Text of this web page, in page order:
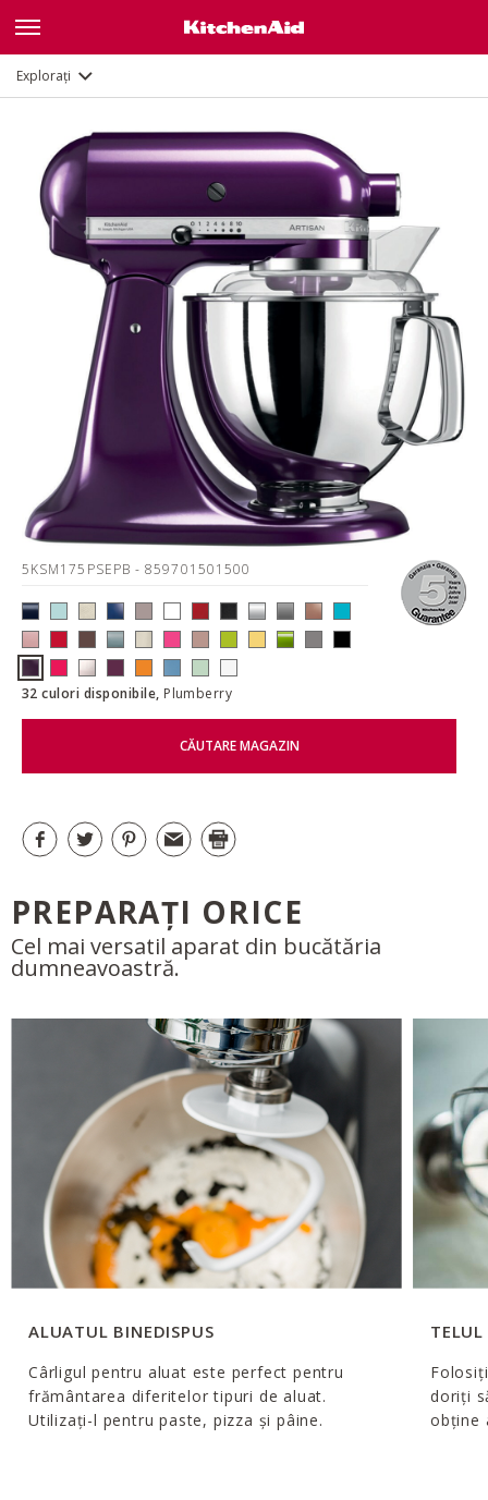
Explorați
5KSM175PSEPB- 859701501500
32 culori disponibile, Plumberry
CĂUTARE MAGAZIN
PREPARAȚI ORICE
Cel mai versatil aparat din bucătăria
dumneavoastră.
ALUATUL BINEDISPUS
Cârligul pentru aluat este perfect pentru
frământarea diferitelor tipuri de aluat.
Utilizați-l pentru paste, pizza și pâine.
doriți
obţine